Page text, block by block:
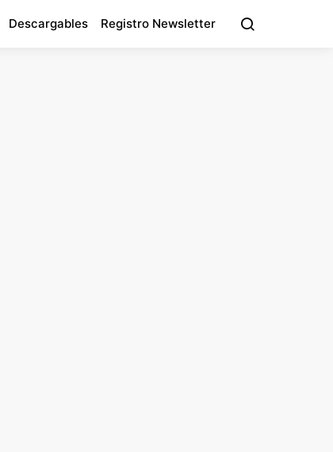
Descargables Registro Newsletter